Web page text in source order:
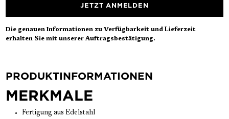
JETZT ANMELDEN
Die genauen Informationen zu Verfügbarkeit und Lieferzeit
erhalten Sie mit unserer Auftragsbestätigung.
PRODUKTINFORMATIONEN
MERKMALE
Fertigung aus Edelstahl